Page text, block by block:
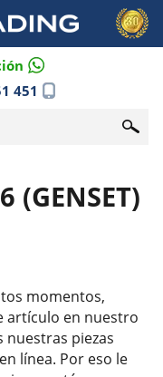
451
(GENSET)
momentos,
artículo en nuestro
nuestras piezas
línea. Por eso le